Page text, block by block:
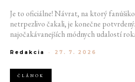
Je to oficiálne! Návrat, na ktorý
netrpezlivo čakali, je konečne
najočakávanejších módnych udalostí
veľké novinky. Organizátori už prezradili
prejde po ikonickom móle.
Redakcia - 27. 7. 2026
ČLÁNOK